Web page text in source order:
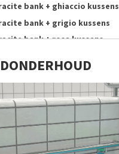
wit gecoat
bank + ghiaccio kussens
bank + grigio kussens
bank + rosa kussens